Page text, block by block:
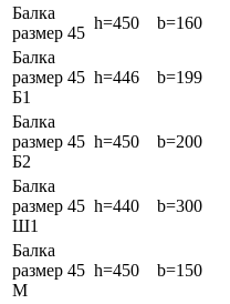
Балка
размер 45
h=450 b=160
Балка
размер 45
Б1
h=446 b=199
Балка
размер 45
Б2
h=450 b=200
Балка
размер 45
Ш1
h=440 b=300
Балка
размер 45
М
h=450 b=150